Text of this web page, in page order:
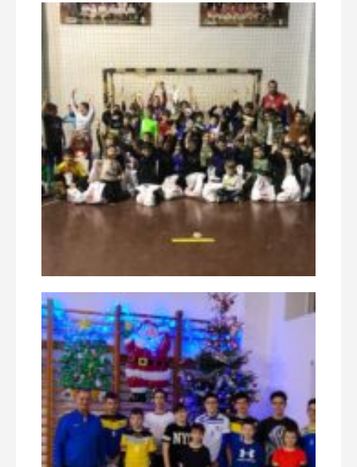
Club Sportiv Municipal Ploiesti © 2016 | Toate drepturile rezervate